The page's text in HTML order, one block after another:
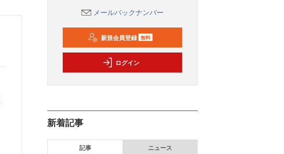
メールバックナンバー
新規会員登録 無料
ログイン
新着記事
記事 ニュース